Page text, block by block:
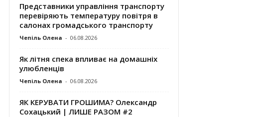
Представники управління транспорту
перевіряють температуру повітря в
салонах громадського транспорту
Чепіль Олена - 06.08.2026
Як літня спека впливає на домашніх
улюбленців
Чепіль Олена - 06.08.2026
ЯК КЕРУВАТИ ГРОШИМА? Олександр
Сохацький | ЛИШЕ РАЗОМ #2